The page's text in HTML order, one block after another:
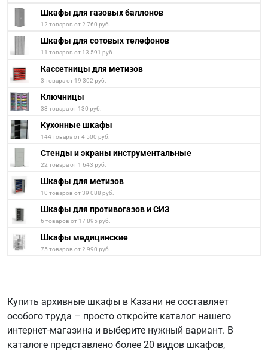
Шкафы для газовых баллонов
12 товаров от 2 760 руб.
Шкафы для сотовых телефонов
11 товаров от 13 591 руб.
Кассетницы для метизов
3 товара от 19 302 руб.
Ключницы
33 товара от 130 руб.
Кухонные шкафы
144 товара от 4 500 руб.
Стенды и экраны инструментальные
22 товара от 1 643 руб.
Шкафы для метизов
10 товаров от 39 088 руб.
Шкафы для противогазов и СИЗ
6 товаров от 17 895 руб.
Шкафы медицинские
75 товаров от 2 990 руб.
Купить архивные шкафы в Казани не составляет
особого труда – просто откройте каталог нашего
интернет-магазина и выберите нужный вариант. В
каталоге представлено более 20 видов шкафов,